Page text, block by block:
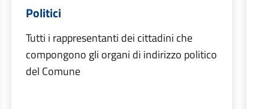
Politici
Tutti i rappresentanti dei cittadini che
compongono gli organi di indirizzo politico
del Comune